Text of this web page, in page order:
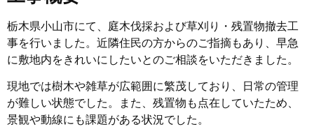
栃木県小山市にて、庭木伐採および草刈り・残置物撤去工
事を行いました。近隣住民の方からのご指摘もあり、早急
に敷地内をきれいにしたいとのご相談をいただきました。
現地では樹木や雑草が広範囲に繁茂しており、日常の管理
が難しい状態でした。また、残置物も点在していたため、
景観や動線にも課題がある状況でした。